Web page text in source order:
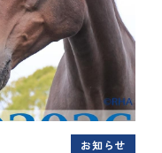
お知らせ